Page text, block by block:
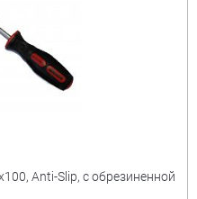
Anti-Slip, с обрезиненной